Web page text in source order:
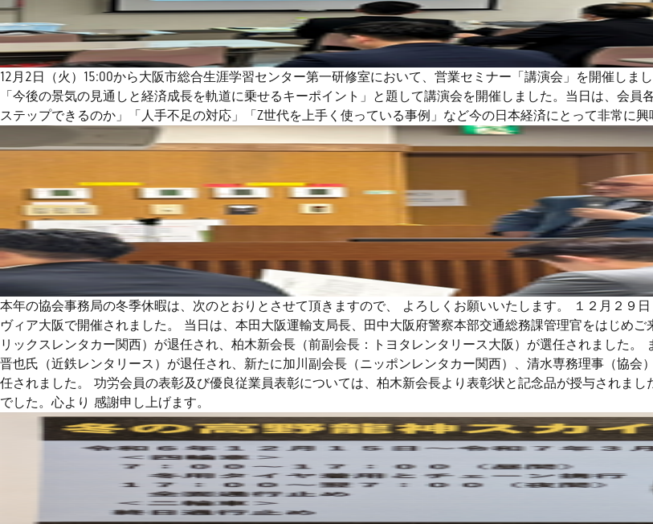
12月2日（火）15:00から大阪市総合生涯学習センター第一研修室において、営業セミナー「講演会」を開催し
「今後の景気の見通しと経済成長を軌道に乗せるキーポイント」と題して講演会を開催しました。当日は、会
ステップできるのか」「人手不足の対応」「Z世代を上手く使っている事例」など今の日本経済にとって非常に興
本年の協会事務局の冬季休暇は、次のとおりとさせて頂きますので、 よろしくお願いいたします。 １２月２９
ヴィア大阪で開催されました。 当日は、本田大阪運輸支局長、田中大阪府警察本部交通総務課管理官をはじめ
リックスレンタカー関西）が退任され、柏木新会長（前副会長：トヨタレンタリース大阪）が選任されました
晋也氏（近鉄レンタリース）が退任され、新たに加川副会長（ニッポンレンタカー関西）、清水専務理事（協
任されました。 功労会員の表彰及び優良従業員表彰については、柏木新会長より表彰状と記念品が授与されま
でした。心より 感謝申し上げます。